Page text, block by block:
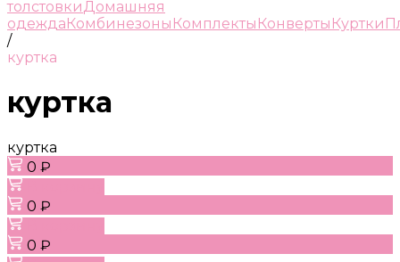
толстовкиДомашняя
одеждаКомбинезоны Комплекты Конверты Куртки
/
куртка
куртка
куртка
0 ₽
0 ₽
0 ₽